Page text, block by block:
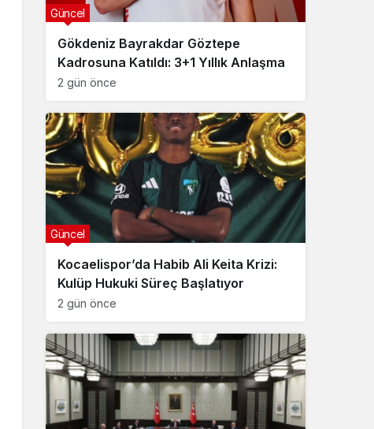
Gökdeniz Bayrakdar Göztepe
Kadrosuna Katıldı: 3+1 Yıllık Anlaşma
2 gün önce
Güncel
Kocaelispor’da Habib Ali Keita Krizi:
Kulüp Hukuki Süreç Başlatıyor
2 gün önce
Güncel